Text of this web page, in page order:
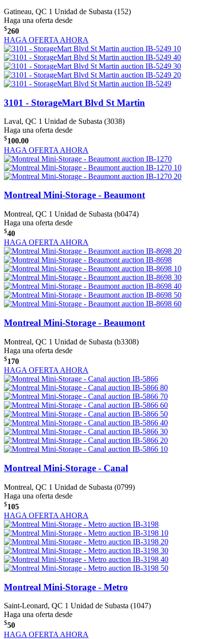
Gatineau, QC 1 Unidad de Subasta (152)
Haga una oferta desde
$260
HAGA OFERTA AHORA
3101 - StorageMart Blvd St Martin
Laval, QC 1 Unidad de Subasta (3038)
Haga una oferta desde
$100.00
HAGA OFERTA AHORA
Montreal Mini-Storage - Beaumont
Montreal, QC 1 Unidad de Subasta (b0474)
Haga una oferta desde
$40
HAGA OFERTA AHORA
Montreal Mini-Storage - Beaumont
Montreal, QC 1 Unidad de Subasta (b3308)
Haga una oferta desde
$170
HAGA OFERTA AHORA
Montreal Mini-Storage - Canal
Montreal, QC 1 Unidad de Subasta (0799)
Haga una oferta desde
$105
HAGA OFERTA AHORA
Montreal Mini-Storage - Metro
Saint-Leonard, QC 1 Unidad de Subasta (1047)
Haga una oferta desde
$50
HAGA OFERTA AHORA